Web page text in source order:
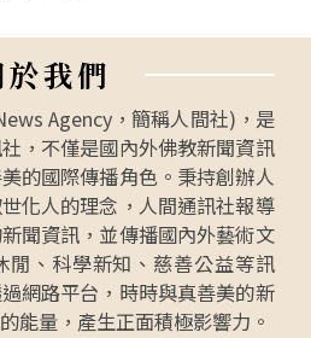
於我們
Agency，簡稱人間社)，是
，不僅是國內外佛教新聞資訊
的國際傳播角色。秉持創辦人
化人的理念，人間通訊社報導
聞資訊，並傳播國內外藝術文
閒、科學新知、慈善公益等訊
網路平台，時時與真善美的新
能量，產生正面積極影響力。